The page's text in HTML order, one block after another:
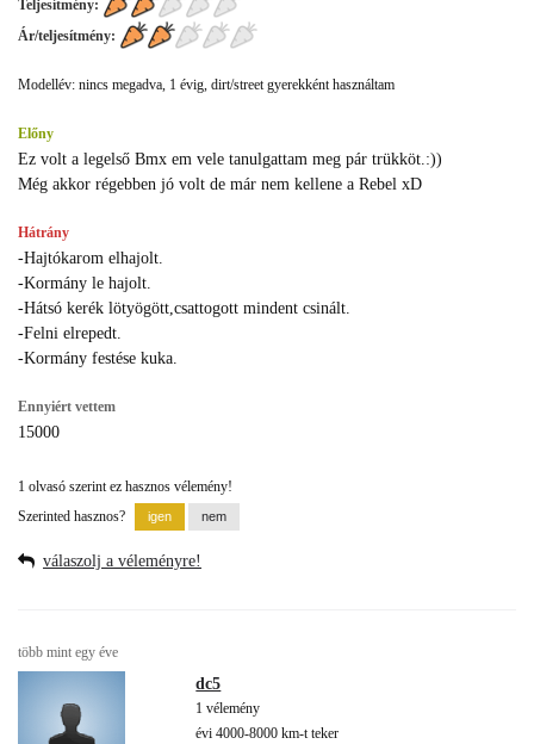
Teljesítmény:
Ár/teljesítmény:
Modellév: nincs megadva, 1 évig, dirt/street gyerekként használtam
Előny
Ez volt a legelső Bmx em vele tanulgattam meg pár trükköt.:))
Még akkor régebben jó volt de már nem kellene a Rebel xD
Hátrány
-Hajtókarom elhajolt.
-Kormány le hajolt.
-Hátsó kerék lötyögött,csattogott mindent csinált.
-Felni elrepedt.
-Kormány festése kuka.
Ennyiért vettem
15000
1 olvasó szerint ez hasznos vélemény!
Szerinted hasznos?
válaszolj a véleményre!
több mint egy éve
dc5
1 vélemény
évi 4000-8000 km-t teker